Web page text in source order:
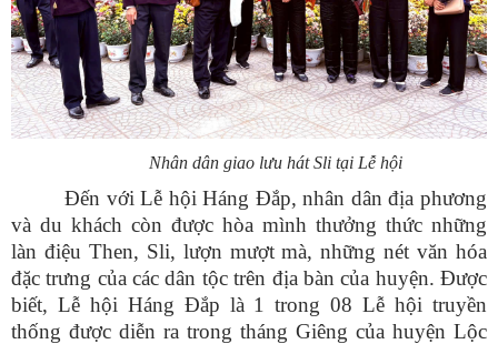
Nhân dân giao lưu hát Sli tại Lễ hội
Đến với Lễ hội Háng Đắp, nhân dân địa phương
và du khách còn được hòa mình thưởng thức những
làn điệu Then, Sli, lượn mượt mà, những nét văn hóa
đặc trưng của các dân tộc trên địa bàn của huyện. Được
biết, Lễ hội Háng Đắp là 1 trong 08 Lễ hội truyền
thống được diễn ra trong tháng Giêng của huyện Lộc